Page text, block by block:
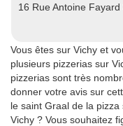
16 Rue Antoine
Vous êtes sur Vichy et
plusieurs pizzerias sur
pizzerias sont très
donner votre avis sur
le saint Graal de la
Vichy ? Vous souhaitez